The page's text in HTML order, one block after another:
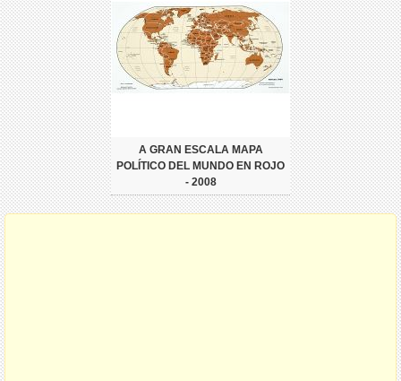
A GRAN ESCALA MAPA
POLÍTICO DEL MUNDO EN ROJO
- 2008